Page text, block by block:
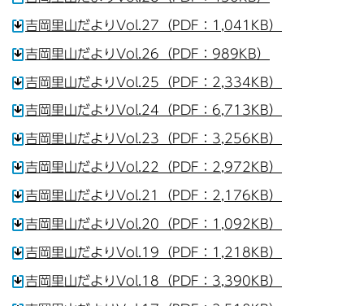
吉岡里山だよりVol.27（PDF：1,041KB）
吉岡里山だよりVol.26（PDF：989KB）
吉岡里山だよりVol.25（PDF：2,334KB）
吉岡里山だよりVol.24（PDF：6,713KB）
吉岡里山だよりVol.23（PDF：3,256KB）
吉岡里山だよりVol.22（PDF：2,972KB）
吉岡里山だよりVol.21（PDF：2,176KB）
吉岡里山だよりVol.20（PDF：1,092KB）
吉岡里山だよりVol.19（PDF：1,218KB）
吉岡里山だよりVol.18（PDF：3,390KB）